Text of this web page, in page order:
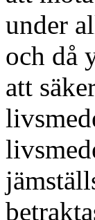
under
och då
att